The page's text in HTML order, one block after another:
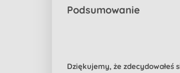
Podsumowanie
Dziękujemy, że zdecydowałeś